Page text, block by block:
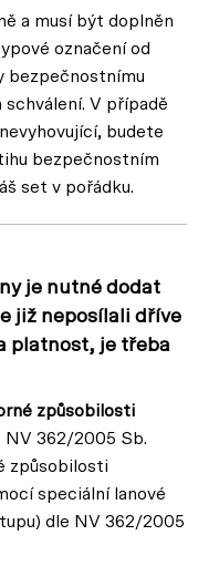
a musí být doplněn
označení od
bezpečnostnímu
V případě
budete
bezpečnostním
set v pořádku.
je nutné dodat
již neposílali dříve
platnost, je třeba
způsobilosti
NV 362/2005 Sb.
způsobilosti
speciální lanové
dle NV 362/2005